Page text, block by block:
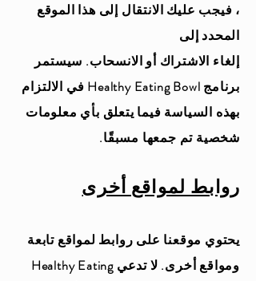
، فيجب عليك الانتقال إلى هذا الموقع
المحدد إلى
إلغاء الاشتراك أو الانسحاب. سيستمر
برنامج Healthy Eating Bowl في الالتزام
بهذه السياسة فيما يتعلق بأي معلومات
شخصية تم جمعها مسبقًا.
روابط لمواقع أخرى
يحتوي موقعنا على روابط لمواقع تابعة
ومواقع أخرى. لا تدعي Healthy Eating